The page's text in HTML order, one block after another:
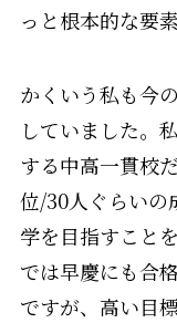
っと根本的な要
かくいう私も今
していました。
する中高一貫校
位/30人ぐらいの
学を目指すこと
では早慶にも合
ですが、高い目